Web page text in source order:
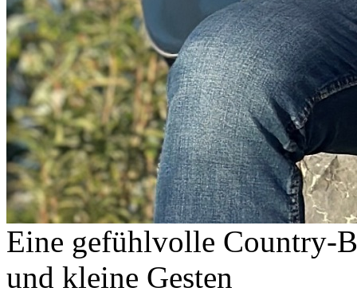
Eine gefühlvolle Country-
und kleine Gesten